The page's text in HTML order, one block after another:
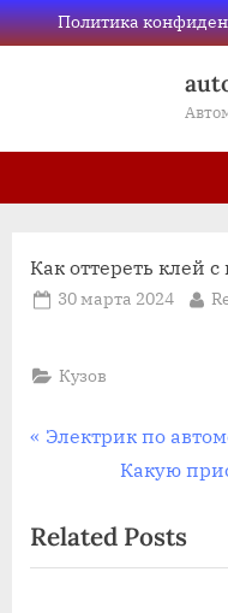
Skip
to
Политика
Как оттереть клей с
Posted
30 марта 2024 By
Кузов
Навигация
записям
P
v
i
Электрик по
N
x
t
Какую
Related Posts